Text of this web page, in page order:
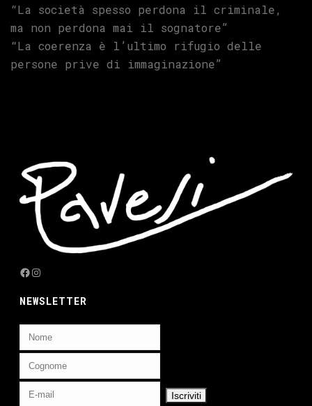
“La società spesso perdona il criminale,
ma non perdona mai il sognatore”
“La coerenza è l’ultimo rifugio delle
persone prive di immaginazione”
Facebook
Instagram
NEWSLETTER